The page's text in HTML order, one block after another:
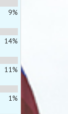
9%
14%
11%
1%